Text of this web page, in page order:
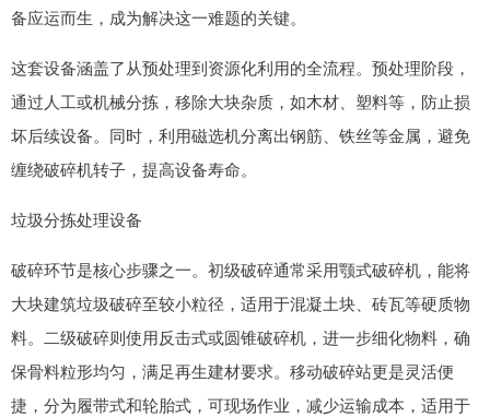
备应运而生，成为解决这一难题的关键。
这套设备涵盖了从预处理到资源化利用的全流程。预处理阶段，
通过人工或机械分拣，移除大块杂质，如木材、塑料等，防止损
坏后续设备。同时，利用磁选机分离出钢筋、铁丝等金属，避免
缠绕破碎机转子，提高设备寿命。
垃圾分拣处理设备
破碎环节是核心步骤之一。初级破碎通常采用颚式破碎机，能将
大块建筑垃圾破碎至较小粒径，适用于混凝土块、砖瓦等硬质物
料。二级破碎则使用反击式或圆锥破碎机，进一步细化物料，确
保骨料粒形均匀，满足再生建材要求。移动破碎站更是灵活便
捷，分为履带式和轮胎式，可现场作业，减少运输成本，适用于